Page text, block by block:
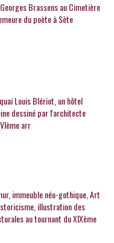
Brassens au Cimetière
du poète à Sète
Louis Blériot, un hôtel
dessiné par l'architecte
arr
immeuble néo-gothique, Art
illustration des
au tournant du XIXème